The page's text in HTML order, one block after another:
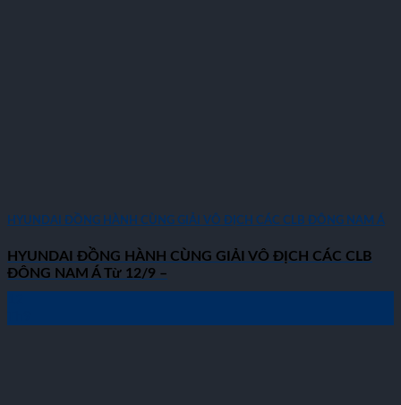
HYUNDAI ĐỒNG HÀNH CÙNG GIẢI VÔ ĐỊCH CÁC CLB ĐÔNG NAM Á
HYUNDAI ĐỒNG HÀNH CÙNG GIẢI VÔ ĐỊCH CÁC CLB
ĐÔNG NAM Á Từ 12/9 –